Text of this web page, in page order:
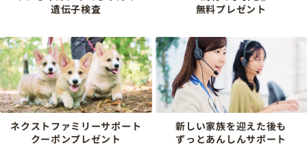
遺伝子検査
無料プレゼント
ネクストファミリーサポート
クーポンプレゼント
新しい家族を迎えた後も
ずっとあんしんサポート